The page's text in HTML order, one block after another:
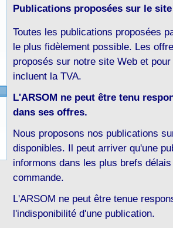
Publications proposées sur le
Toutes les publications proposées
le plus fidèlement possible. Les
proposés sur notre site Web et
incluent la TVA.
L'ARSOM ne peut être tenu
dans ses offres.
Nous proposons nos publications
disponibles. Il peut arriver qu'une
informons dans les plus brefs
commande.
L'ARSOM ne peut être tenue
l'indisponibilité d'une publication.